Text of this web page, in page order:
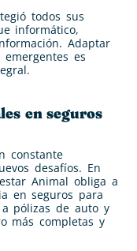
todos sus
informático,
Adaptar
es
en seguros
constante
desafíos. En
Animal obliga a
en seguros para
a pólizas de auto y
más completas y